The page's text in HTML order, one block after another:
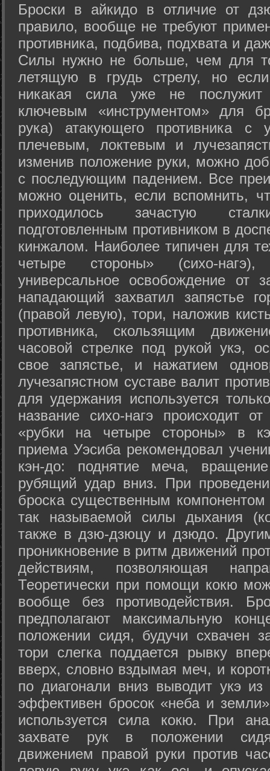
Броски в айкидо в отличие от
правило, вообще не требуют
противника, подбива, подхвата и
Силы нужно не больше, чем для
летящую в грудь стрелу, но
никакая сила уже не
ключевым «инструментом» для
рука) атакующего противника с
плечевым, локтевым и
изменив положение руки, можно
с последующим падением. Все
можно оценить, если вспомнить,
приходилось зачастую
подготовленным противником в
кинжалом. Наиболее типичен для
четыре стороны» (сихо-
универсальное освобождение от
нападающий захватил запястье
(правой левую), тори, наложив
противника, скользящим
часовой стрелке под рукой укэ,
свое запястье, и нажатием
лучезапястном суставе валит
для удержания используется
название сихо-нагэ происходит
«рубки на четыре стороны» в
приема Уэсиба рекомендовал
кэн-до: поднятие меча,
рубящий удар вниз. При
броска существенным компонентом
так называемой силы дыхания
также в дзю-дзюцу и дзюдо.
проникновение в ритм движений
действиям, позволяющая
Теоретически при помощи кокю
вообще без противодействия.
предполагают максимальную
положении сидя, будучи схвачен
тори слегка поддается рывку
вверх, словно вздымая меч, и
по диагонали вниз выводит укэ
эффективен бросок «неба и
используется сила кокю. При
захвате рук в положении
движением правой руки против